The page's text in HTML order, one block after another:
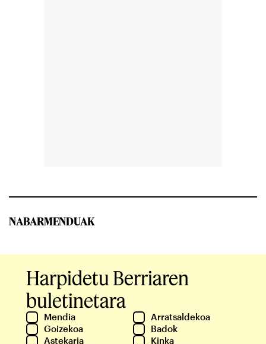
NABARMENDUAK
Harpidetu Berriaren
buletinetara
Mendia
Arratsaldekoa
Goizekoa
Badok
Astekaria
Kinka